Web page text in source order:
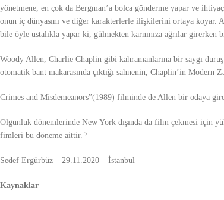
yönetmene, en çok da Bergman’a bolca gönderme yapar ve
onun iç dünyasını ve diğer karakterlerle ilişkilerini ortaya koyar.
bile öyle ustalıkla yapar ki, gülmekten karnınıza ağrılar girerken
Woody Allen, Charlie Chaplin gibi kahramanlarına bir saygı
otomatik bant makarasında çıktığı sahnenin, Chaplin’in
Crimes and Misdemeanors”(1989) filminde de Allen bir odaya
Olgunluk dönemlerinde New York dışında da film çekmesi için
fimleri bu döneme aittir. 7
Sedef Ergürbüz – 29.11.2020 – İstanbul
Kaynaklar